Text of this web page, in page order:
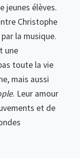
jeunes élèves.
Christophe
la musique.
une
toute la vie
mais aussi
. Leur amour
et de